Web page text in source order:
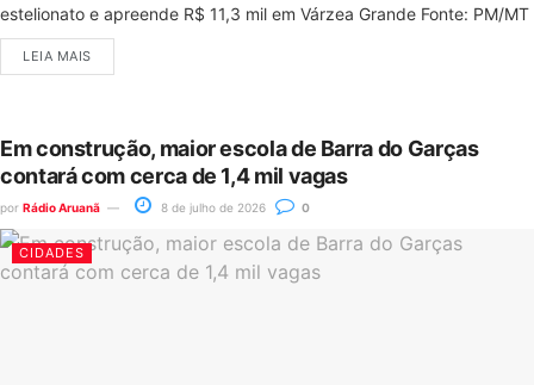
estelionato e apreende R$ 11,3 mil em Várzea Grande Fonte: PM/MT
LEIA MAIS
Em construção, maior escola de Barra do Garças
contará com cerca de 1,4 mil vagas
por Rádio Aruanã 8 de julho de 2026 0
CIDADES